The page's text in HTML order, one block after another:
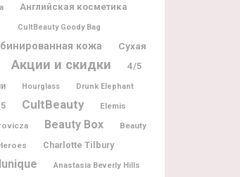
Английская косметика
CultBeauty Goody Bag
кожа
Сухая
Акции и скидки 4/5
Hourglass Drunk Elephant
CultBeauty
Elemis
Beauty Box
Beauty
Charlotte Tilbury
Anastasia Beverly Hills